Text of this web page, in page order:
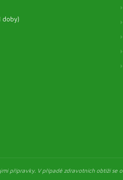
doby)
přípravky. V případě zdravotních obtíží se